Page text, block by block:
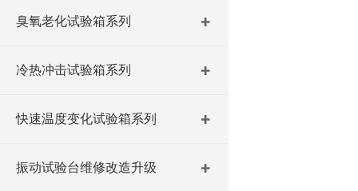
臭氧老化试验箱系列
冷热冲击试验箱系列
快速温度变化试验箱系列
振动试验台维修改造升级